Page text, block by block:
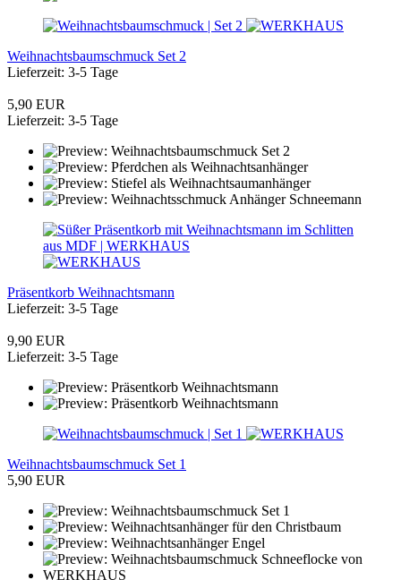
Weihnachtsbaumschmuck Set 2
Lieferzeit: 3-5 Tage
5,90 EUR
Lieferzeit: 3-5 Tage
Präsentkorb Weihnachtsmann
Lieferzeit: 3-5 Tage
9,90 EUR
Lieferzeit: 3-5 Tage
Weihnachtsbaumschmuck Set 1
5,90 EUR